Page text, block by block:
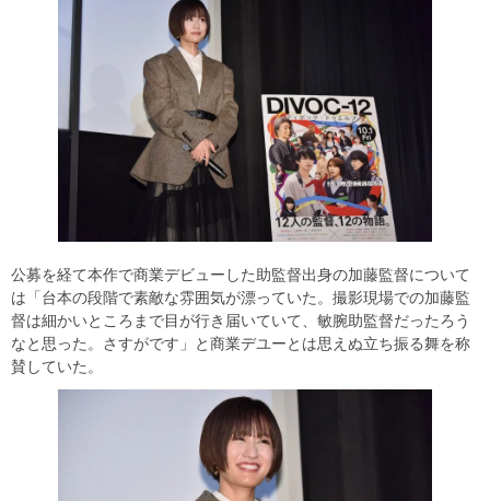
公募を経て本作で商業デビューした助監督出身の加藤監督について
は「台本の段階で素敵な雰囲気が漂っていた。撮影現場での加藤監
督は細かいところまで目が行き届いていて、敏腕助監督だったろう
なと思った。さすがです」と商業デユーとは思えぬ立ち振る舞を称
賛していた。